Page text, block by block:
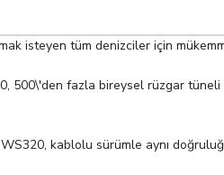
isteyen tüm denizciler için
500\'den fazla bireysel rüzgar
kablolu sürümle aynı